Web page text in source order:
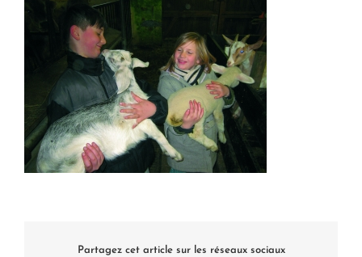
Partagez cet article sur les réseaux sociaux